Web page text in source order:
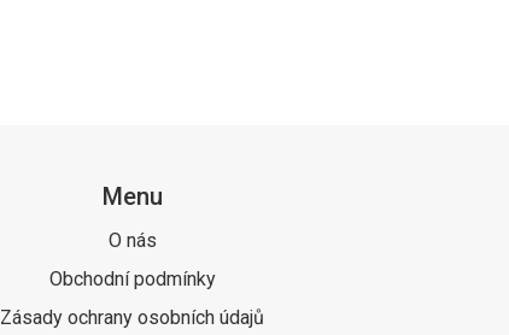
Menu
O nás
Obchodní podmínky
Zásady ochrany osobních údajů